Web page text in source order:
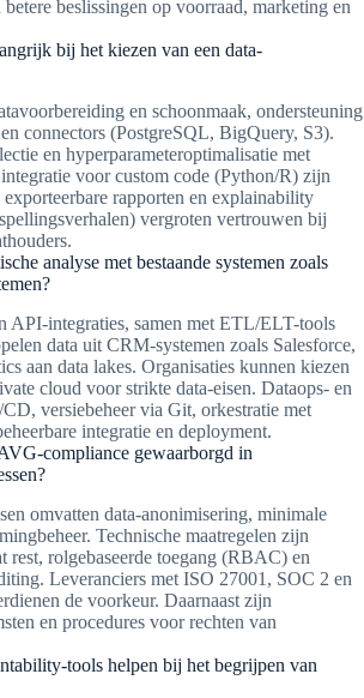
beslissingen op voorraad, marketing en
bij het kiezen van een data-
en schoonmaak, ondersteuning
connectors (PostgreSQL, BigQuery, S3).
en hyperparameteroptimalisatie met
voor custom code (Python/R) zijn
exporteerbare rapporten en explainability
vergroten vertrouwen bij
analyse met bestaande systemen zoals
API-integraties, samen met ETL/ELT-tools
data uit CRM-systemen zoals Salesforce,
aan data lakes. Organisaties kunnen kiezen
cloud voor strikte data-eisen. Dataops- en
versiebeheer via Git, orkestratie met
integratie en deployment.
compliance gewaarborgd in
omvatten data-anonimisering, minimale
Technische maatregelen zijn
rest, rolgebaseerde toegang (RBAC) en
Leveranciers met ISO 27001, SOC 2 en
de voorkeur. Daarnaast zijn
en procedures voor rechten van
tools helpen bij het begrijpen van